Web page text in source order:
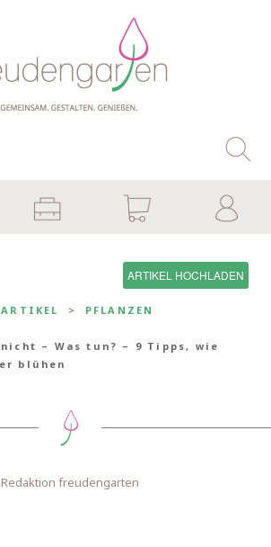
ARTIKEL HOCHLADEN
ARTIKEL PFLANZEN
– Was tun? – 9 Tipps, wie
blühen
Redaktion freudengarten